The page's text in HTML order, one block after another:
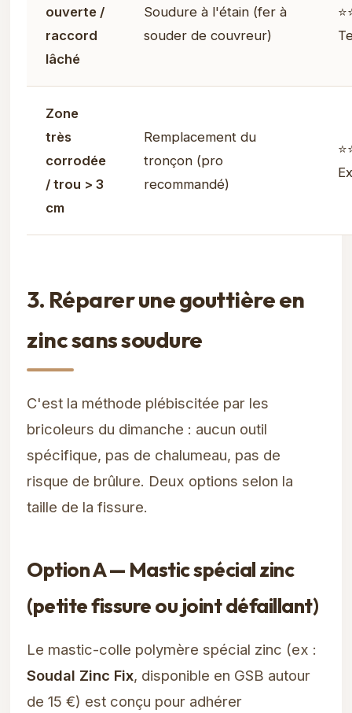
ouverte /
raccord
lâché
Soudure à l'étain (fer à
souder de couvreur)
Zone
très
corrodée
/ trou > 3
cm
Remplacement du
tronçon (pro
recommandé)
3. Réparer une gouttière en
zinc sans soudure
C'est la méthode plébiscitée par les
bricoleurs du dimanche : aucun outil
spécifique, pas de chalumeau, pas de
risque de brûlure. Deux options selon la
taille de la fissure.
Option A — Mastic spécial zinc
(petite fissure ou joint défaillant)
Le mastic-colle polymère spécial zinc (ex :
Soudal Zinc Fix, disponible en GSB autour
de 15 €) est conçu pour adhérer